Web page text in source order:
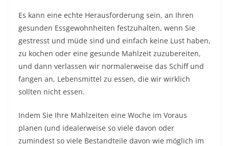
Es kann eine echte Herausforderung sein, an Ihren
gesunden Essgewohnheiten festzuhalten, wenn Sie
gestresst und müde sind und einfach keine Lust haben,
zu kochen oder eine gesunde Mahlzeit zuzubereiten,
und dann verlassen wir normalerweise das Schiff und
fangen an, Lebensmittel zu essen, die wir wirklich
sollten nicht essen.
Indem Sie Ihre Mahlzeiten eine Woche im Voraus
planen (und idealerweise so viele davon oder
zumindest so viele Bestandteile davon wie möglich im